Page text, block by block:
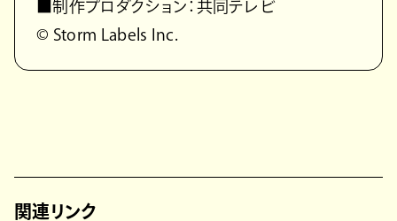
■制作プロダクション：共同テレビ
© Storm Labels Inc.
関連リンク